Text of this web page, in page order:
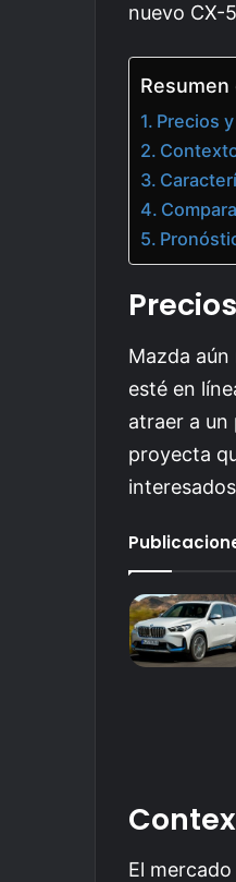
nuevo CX-
Precios
Mazda
esté en
atraer a un
proyecta
El